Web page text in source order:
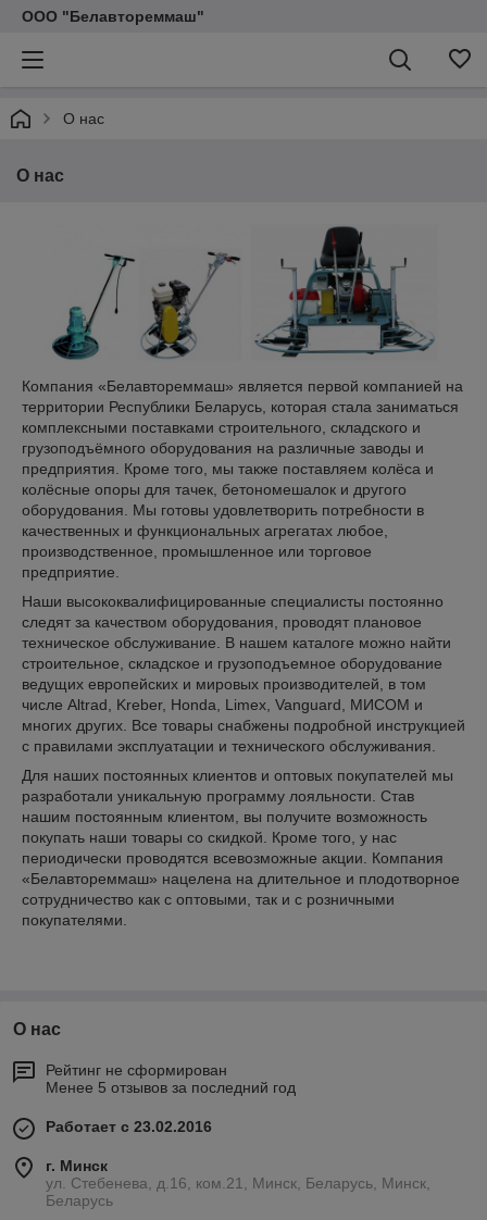
ООО "Белавтореммаш"
О нас
О нас
Компания «Белавтореммаш» является первой компанией на
территории Республики Беларусь, которая стала заниматься
комплексными поставками строительного, складского и
грузоподъёмного оборудования на различные заводы и
предприятия. Кроме того, мы также поставляем колёса и
колёсные опоры для тачек, бетономешалок и другого
оборудования. Мы готовы удовлетворить потребности в
качественных и функциональных агрегатах любое,
производственное, промышленное или торговое
предприятие.
Наши высококвалифицированные специалисты постоянно
следят за качеством оборудования, проводят плановое
техническое обслуживание. В нашем каталоге можно найти
строительное, складское и грузоподъемное оборудование
ведущих европейских и мировых производителей, в том
числе Altrad, Kreber, Honda, Limex, Vanguard, МИСОМ и
многих других. Все товары снабжены подробной инструкцией
с правилами эксплуатации и технического обслуживания.
Для наших постоянных клиентов и оптовых покупателей мы
разработали уникальную программу лояльности. Став
нашим постоянным клиентом, вы получите возможность
покупать наши товары со скидкой. Кроме того, у нас
периодически проводятся всевозможные акции. Компания
«Белавтореммаш» нацелена на длительное и плодотворное
сотрудничество как с оптовыми, так и с розничными
покупателями.
О нас
Рейтинг не сформирован
Менее 5 отзывов за последний год
Работает с 23.02.2016
г. Минск
ул. Стебенева, д.16, ком.21, Минск, Беларусь, Минск,
Беларусь